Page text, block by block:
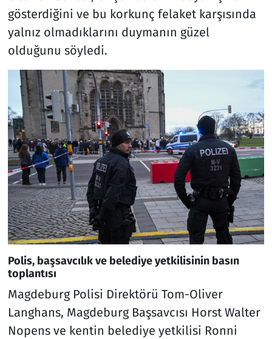
gösterdiğini ve bu korkunç felaket karşısında
yalnız olmadıklarını duymanın güzel
olduğunu söyledi.
Polis, başsavcılık ve belediye yetkilisinin basın
toplantısı
Magdeburg Polisi Direktörü Tom-Oliver
Langhans, Magdeburg Başsavcısı Horst Walter
Nopens ve kentin belediye yetkilisi Ronni